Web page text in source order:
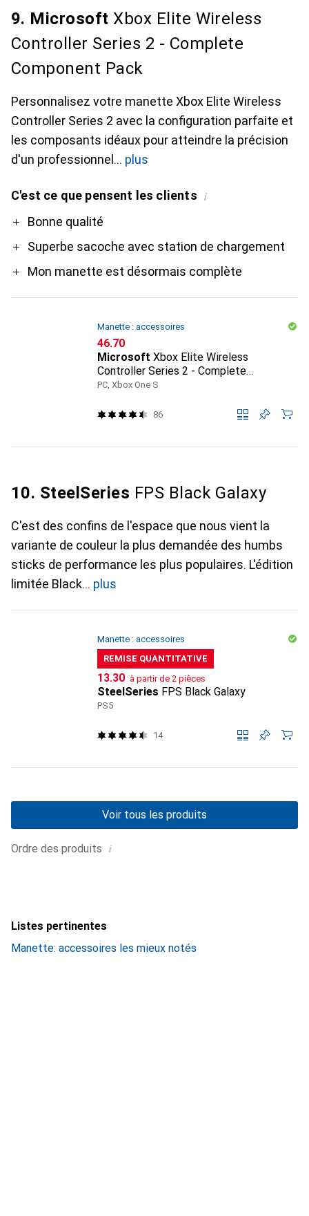
9. Microsoft Xbox Elite Wireless
Controller Series 2 - Complete
Component Pack
Personnalisez votre manette Xbox Elite Wireless
Controller Series 2 avec la configuration parfaite et
les composants idéaux pour atteindre la précision
d'un professionnel
plus
C'est ce que pensent les clients i
ProBonne qualité
Superbe sacoche avec station de chargement
Mon manette est désormais complète
Manette : accessoires
CHF
46.70
Microsoft Xbox Elite Wireless
Controller Series 2 - Complete
Component Pack
PC, Xbox One S
86
10. SteelSeries FPS Black Galaxy
C'est des confins de l'espace que nous vient la
variante de couleur la plus demandée des humbs
sticks de performance les plus populaires. L'édition
limitée Black
plus
Manette : accessoires
REMISE QUANTITATIVE
CHF
13.30 à partir de 2 pièces
SteelSeries FPS Black Galaxy
PS5
14
Ordre des produits i
Voir tous les produits
Listes pertinentes
Manette: accessoires les mieux notés